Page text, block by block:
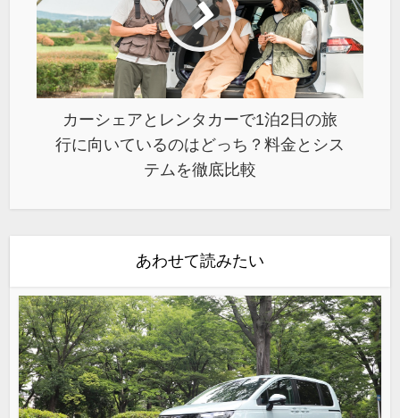
カーシェアとレンタカーで1泊2日の旅
行に向いているのはどっち？料金とシス
テムを徹底比較
あわせて読みたい